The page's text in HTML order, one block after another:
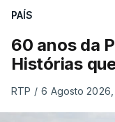
PAÍS
60 anos da
Histórias
RTP / 6 Agosto